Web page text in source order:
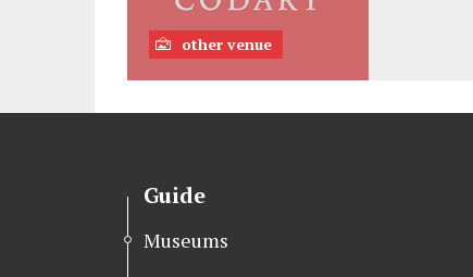
other venue
Guide
Museums